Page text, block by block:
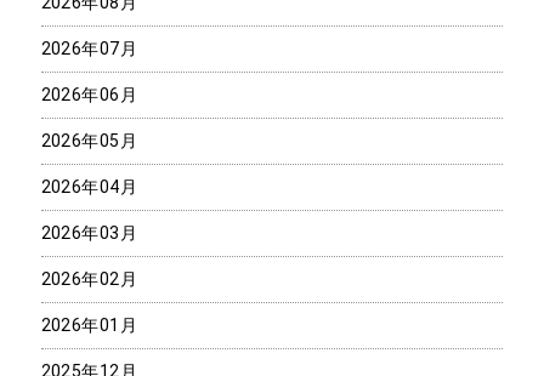
2026年07月
2026年06月
2026年05月
2026年04月
2026年03月
2026年02月
2026年01月
2025年12月